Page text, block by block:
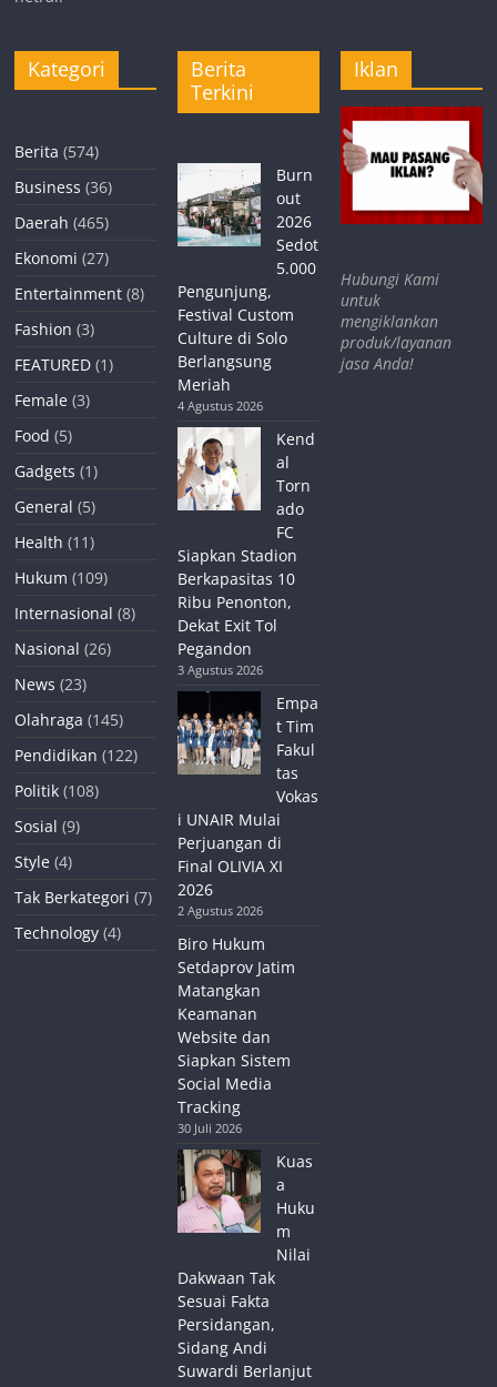
Kategori
Berita (574)
Business (36)
Daerah (465)
Ekonomi (27)
Entertainment (8)
Fashion (3)
FEATURED (1)
Female (3)
Food (5)
Gadgets (1)
General (5)
Health (11)
Hukum (109)
Internasional (8)
Nasional (26)
News (23)
Olahraga (145)
Pendidikan (122)
Politik (108)
Sosial (9)
Style (4)
Tak Berkategori (7)
Technology (4)
Berita
Terkini
Burn
out
2026
Sedot
5.000
Pengunjung,
Festival Custom
Culture di Solo
Berlangsung
Meriah
4 Agustus 2026
Kend
al
Torn
ado
FC
Siapkan Stadion
Berkapasitas 10
Ribu Penonton,
Dekat Exit Tol
Pegandon
3 Agustus 2026
Empa
t Tim
Fakul
tas
Vokas
i UNAIR Mulai
Perjuangan di
Final OLIVIA XI
2026
2 Agustus 2026
Biro Hukum
Setdaprov Jatim
Matangkan
Keamanan
Website dan
Siapkan Sistem
Social Media
Tracking
30 Juli 2026
Kuas
a
Huku
m
Nilai
Dakwaan Tak
Sesuai Fakta
Persidangan,
Sidang Andi
Suwardi Berlanjut
Iklan
Hubungi Kami
untuk
mengiklankan
produk/layanan
jasa Anda!